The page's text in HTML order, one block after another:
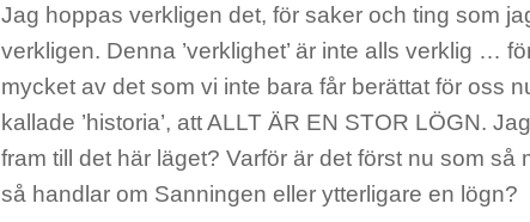
Jag hoppas verkligen det, för saker och ting som
verkligen. Denna ’verklighet’ är inte alls verklig …
mycket av det som vi inte bara får berättat för oss
kallade ’historia’, att ALLT ÄR EN STOR LÖGN.
fram till det här läget? Varför är det först nu som
så handlar om Sanningen eller ytterligare en lögn?